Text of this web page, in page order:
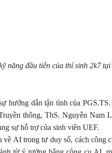
năng đầu tiên của thí sinh 2k7
hướng dẫn tận tình của
thông, ThS. Nguyễn Nam
sự hỗ trợ của sinh viên UEF.
về AI trong tư duy số, cách công